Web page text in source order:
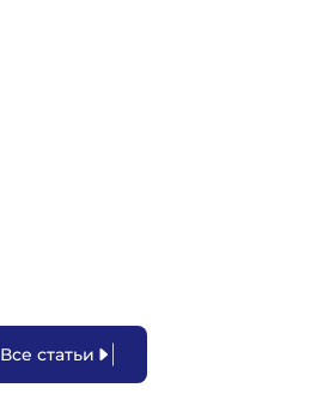
Все статьи